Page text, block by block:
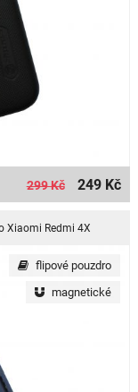
299 Kč 249 Kč
Xiaomi Redmi 4X
flipové pouzdro
magnetické